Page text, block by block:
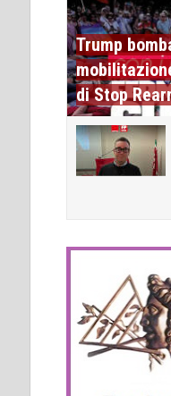
Trump
di Stop